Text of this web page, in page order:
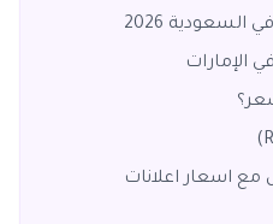
2026
الإمارات
اسعار اعلانات